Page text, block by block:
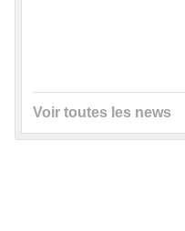
Voir toutes les news